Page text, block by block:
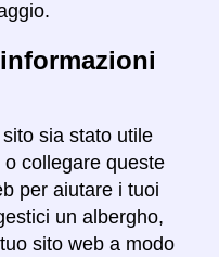
sia stato utile
collegare queste
per aiutare i tuoi
un albergho,
sito web a modo